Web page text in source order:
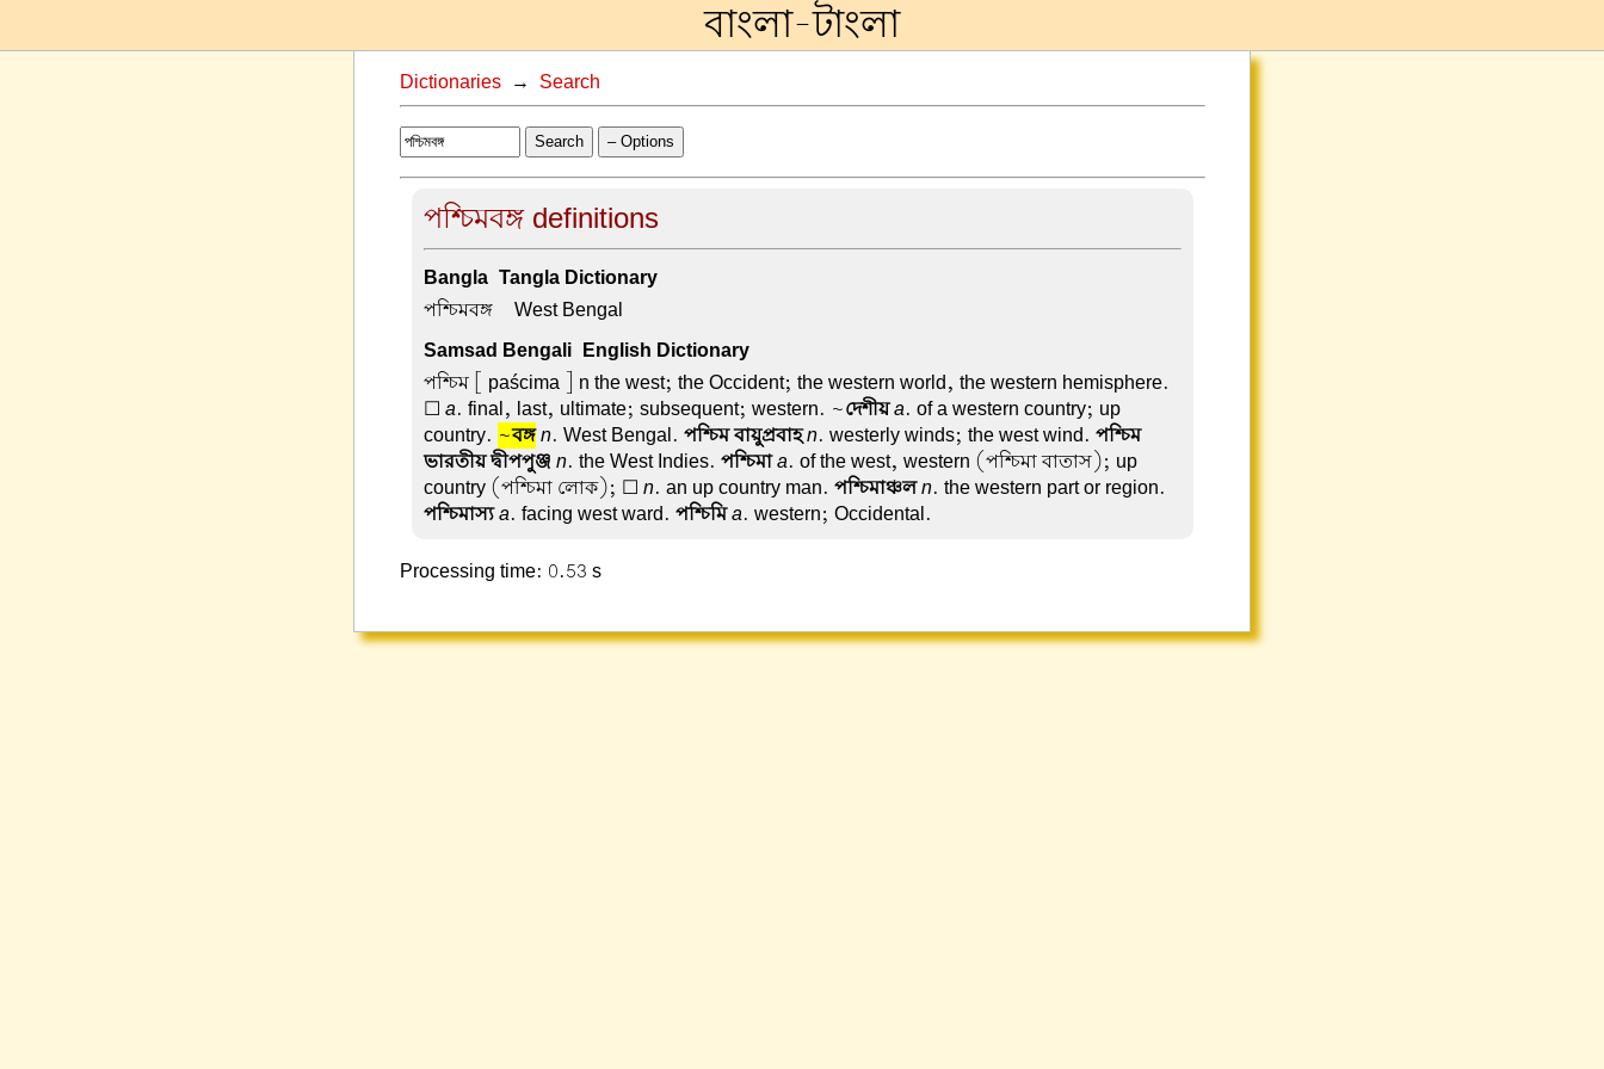
বাংলা-টাংলা
Dictionaries→ Search
Search – Options
পশ্চিমবঙ্গ definitions
Bangla-Tangla Dictionary
পশ্চিমবঙ্গ – West Bengal
Samsad Bengali-English Dictionary
পশ্চিম[ paścima ] n the west; the Occident; the western world, the western hemisphere.
☐ a. final, last, ultimate; subsequent; western. ~দেশীয় a. of a western country; up-
country. ~বঙ্গ n. West Bengal. পশ্চিম বায়ুপ্রবাহ n. westerly winds; the west wind. পশ্চিম
ভারতীয় দ্বীপপুঞ্জ n. the West Indies. পশ্চিমা a. of the west, western (পশ্চিমা বাতাস); up
country (পশ্চিমা লোক); ☐ n. an up country man. পশ্চিমাঞ্চল n. the western part or region.
পশ্চিমাস্য a. facing west ward. পশ্চিমি a. western; Occidental.
Processing time: 0.53 s